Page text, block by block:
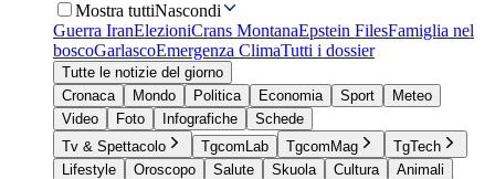
Mostra tuttiNascondi
Guerra IranElezioniCrans MontanaEpstein FilesFamiglia nel
boscoGarlascoEmergenza ClimaTutti i dossier
Tutte le notizie del giorno
Cronaca
Mondo Politica Economia Sport
Meteo
Video
Foto Infografiche
Schede
Tv & Spettacolo
TgcomLab TgcomMag
TgTech
Lifestyle
Oroscopo Salute Skuola Cultura
Animali